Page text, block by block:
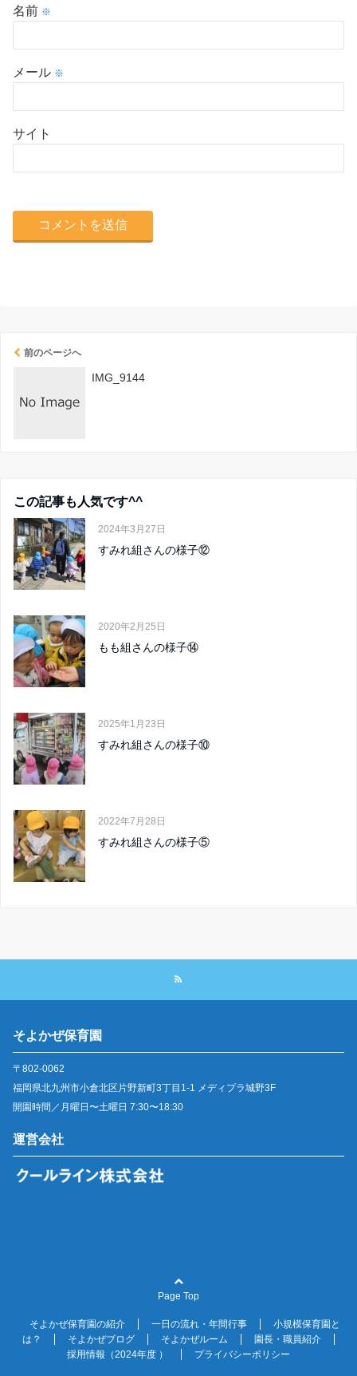
名前 ※
メール ※
サイト
前のページへ
IMG_9144
この記事も人気です^^
2024年3月27日
すみれ組さんの様子⑫
2020年2月25日
もも組さんの様子⑭
2025年1月23日
すみれ組さんの様子⑩
2022年7月28日
すみれ組さんの様子⑤
そよかぜ保育園
〒802-0062
福岡県北九州市小倉北区片野新町3丁目1-1 メディプラ城野3F
開園時間／月曜日〜土曜日 7:30〜18:30
運営会社
Page Top
そよかぜ保育園の紹介 一日の流れ・年間行事
小規模保育園と
は？
そよかぜブログ そよかぜルーム
園長・職員紹介
採用情報（2024年度 ）
プライバシーポリシー